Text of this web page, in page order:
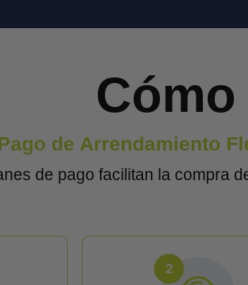
de Arrendamiento
de pago facilitan la compra